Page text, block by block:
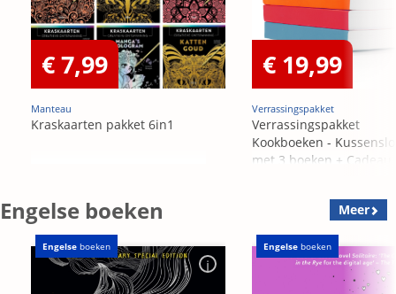
€ 7,99
Manteau
Kraskaarten pakket 6in1
€ 19,99
Verrassingspakket
Verrassingspakket
Kookboeken -
met 3 boeken + Cadeau
Engelse boeken Meer
Engelse boeken Engelse boeken